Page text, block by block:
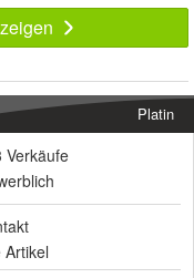
Platin
Verkäufe
Artikel